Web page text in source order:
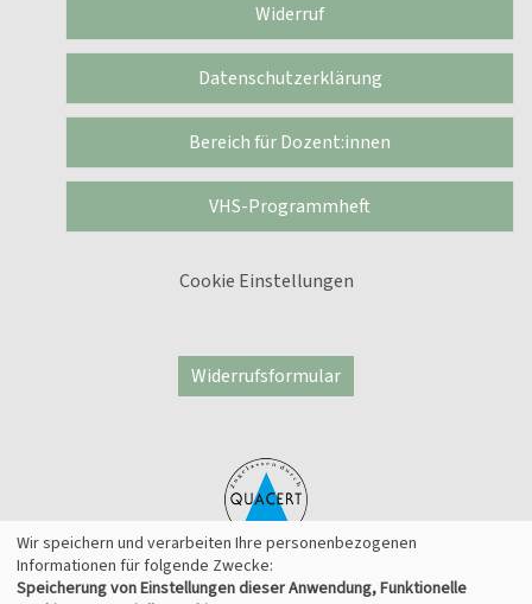
Widerruf
Datenschutzerklärung
Bereich für Dozent:innen
VHS-Programmheft
Cookie Einstellungen
Widerrufsformular
Wir speichern und verarbeiten Ihre personenbezogenen
Informationen für folgende Zwecke:
Speicherung von Einstellungen dieser Anwendung, Funktionelle